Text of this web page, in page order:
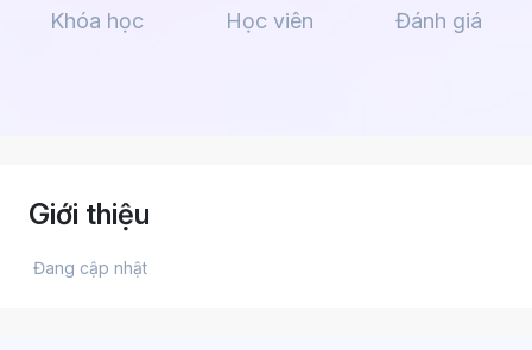
Khóa học Học viên Đánh giá
Giới thiệu
Đang cập nhật